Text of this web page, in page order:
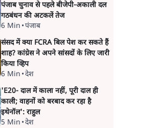
पंजाब चुनाव से पहले बीजेपी-अकाली दल
गठबंधन की अटकलें तेज
6 Min •पंजाब
संसद में क्या FCRA बिल पेश कर सकते हैं
शाह? कांग्रेस ने अपने सांसदों के लिए जारी
किया व्हिप
6 Min •देश
'E20- दाल में काला नहीं, पूरी दाल ही
काली; वाहनों को बरबाद कर रहा है
इथेनॉल': राहुल
5 Min •देश